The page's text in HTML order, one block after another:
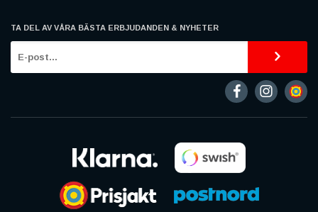
TA DEL AV VÅRA BÄSTA ERBJUDANDEN & NYHETER